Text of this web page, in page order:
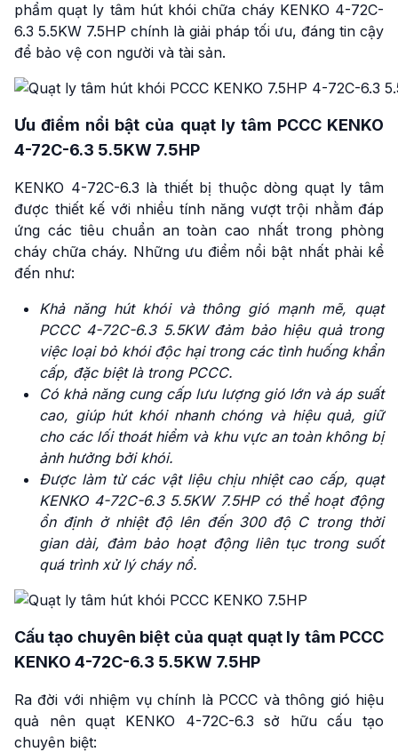
phẩm quạt ly tâm hút khói chữa cháy KENKO 4-72C-
6.3 5.5KW 7.5HP chính là giải pháp tối ưu, đáng tin cậy
để bảo vệ con người và tài sản.
Ưu điểm nổi bật của quạt ly tâm PCCC KENKO
4-72C-6.3 5.5KW 7.5HP
KENKO 4-72C-6.3 là thiết bị thuộc dòng quạt ly tâm
được thiết kế với nhiều tính năng vượt trội nhằm đáp
ứng các tiêu chuẩn an toàn cao nhất trong phòng
cháy chữa cháy. Những ưu điểm nổi bật nhất phải kể
đến như:
Khả năng hút khói và thông gió mạnh mẽ, quạt
PCCC 4-72C-6.3 5.5KW đảm bảo hiệu quả trong
việc loại bỏ khói độc hại trong các tình huống khẩn
cấp, đặc biệt là trong PCCC.
Có khả năng cung cấp lưu lượng gió lớn và áp suất
cao, giúp hút khói nhanh chóng và hiệu quả, giữ
cho các lối thoát hiểm và khu vực an toàn không bị
ảnh hưởng bởi khói.
Được làm từ các vật liệu chịu nhiệt cao cấp, quạt
KENKO4-72C-6.3 5.5KW 7.5HP có thể hoạt động
ổn định ở nhiệt độ lên đến 300 độ C trong thời
gian dài, đảm bảo hoạt động liên tục trong suốt
quá trình xử lý cháy nổ.
Cấu tạo chuyên biệt của quạt quạt ly tâm PCCC
KENKO 4-72C-6.3 5.5KW 7.5HP
Ra đời với nhiệm vụ chính là PCCC và thông gió hiệu
quả nên quạt KENKO 4-72C-6.3 sở hữu cấu tạo
chuyên biệt: